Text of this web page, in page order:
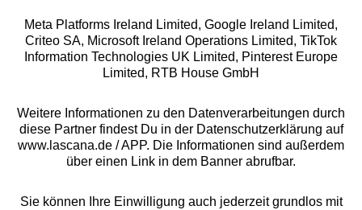
Alle Preise inkl. MwSt., zzgl.
Versandkosten
** Bonität vorausgesetzt, berechtigt zur Bonitätsprüfung
Meta Platforms Ireland Limited, Google Ireland Limited,
Criteo SA, Microsoft Ireland Operations Limited, TikTok
Information Technologies UK Limited, Pinterest Europe
Limited, RTB House GmbH
Weitere Informationen zu den Datenverarbeitungen durch
diese Partner findest Du in der Datenschutzerklärung auf
www.lascana.de / APP. Die Informationen sind außerdem
über einen Link in dem Banner abrufbar.
Sie können Ihre Einwilligung auch jederzeit grundlos mit